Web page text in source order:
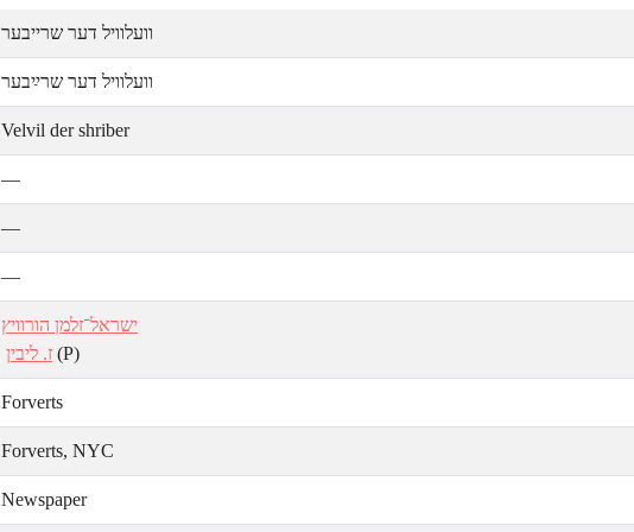
וועלוויל דער שרייבער
וועלוויל דער שרײַבער
Velvil der shriber
—
—
—
ישראל־זלמן הורוויץ
ז. ליבין (P)
Forverts
Forverts, NYC
Newspaper